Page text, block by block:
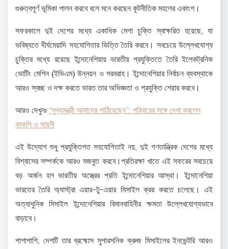
গুরুত্বপূর্ণ ভূমিকা পালন করবে বলে মনে করছেন কূটনীতিক মহলের একাংশ।
সফরকালে দুই দেশের মধ্যে একাধিক মেগা চুক্তি স্বাক্ষরিত হয়েছে, যা
ভবিষ্যতে দীর্ঘমেয়াদি সহযোগিতার ভিত্তি তৈরি করবে। সবচেয়ে উল্লেখযোগ্য
চুক্তির মধ্যে রয়েছে ইন্দোনেশিয়ায় ভারতীয় প্রযুক্তিতে তৈরি ইলেকট্রনিক
ভোটিং মেশিন (ইভিএম) উন্নয়ন ও সরবরাহ। ইন্দোনেশিয়ার নির্বাচন ব্যবস্থাকে
আরও স্বচ্ছ ও দক্ষ করতে ভারত তার অভিজ্ঞতা ও প্রযুক্তি শেয়ার করবে।
আরও দেখুনঃ “মুখ্যমন্ত্রী আমাদের পাঠিয়েছেন”: পরিবারের সঙ্গে দেখা করলেন
কাকলি ও সায়নী
এই উদ্যোগ শুধু প্রযুক্তিগত সহযোগিতাই নয়, দুই গণতান্ত্রিক দেশের মধ্যে
বিশ্বাসের সম্পর্ককে আরও মজবুত করবে।প্রতিরক্ষা খাতে এই সফরের সবচেয়ে
বড় অর্জন হল ভারতীয় অস্ত্রের প্রতি ইন্দোনেশিয়ার আস্থা। ইন্দোনেশিয়া
ভারতের তৈরি অ্যাস্ট্রা এয়ার-টু-এয়ার মিসাইল ক্রয় করতে চলেছে। এই
অত্যাধুনিক মিসাইল ইন্দোনেশিয়ার বিমানবাহিনীর ক্ষমতা উল্লেখযোগ্যভাবে
বাড়াবে।
পাশাপাশি, দেশটি তার ব্রহ্মোস সুপারসনিক ক্রুজ মিসাইলের ইনভেন্টরি আরও